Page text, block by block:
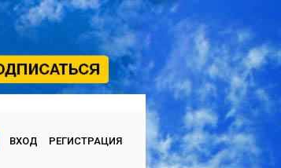
ВХОД РЕГИСТРАЦИЯ